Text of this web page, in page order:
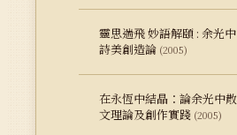
靈思遄飛 妙語解頤 : 余光中
詩美創造論 (2005)
在永恆中結晶：論余光中散
文理論及創作實踐 (2005)